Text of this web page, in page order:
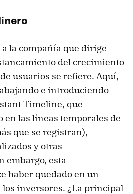
la compañía que dirige
del crecimiento
usuarios se refiere. Aquí,
e introduciendo
Timeline, que
las líneas temporales de
que se registran),
y otras
embargo, esta
haber quedado en un
los inversores. ¿La principal